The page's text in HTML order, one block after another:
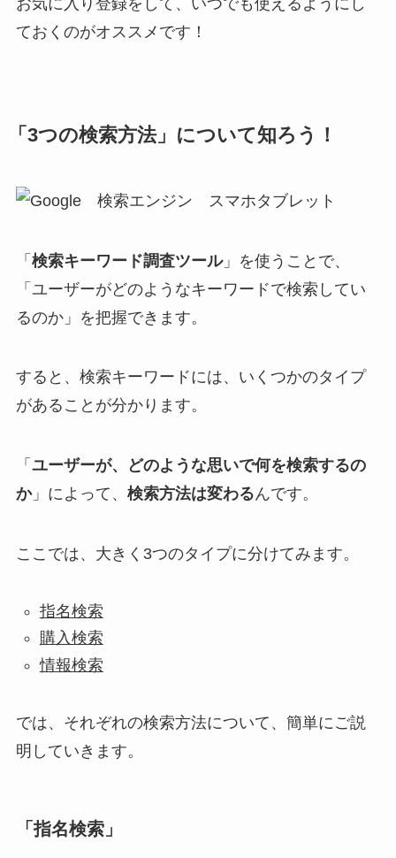
ておくのがオススメです！
「3つの検索方法」について知ろう！
「 検索キーワード調査ツール」を使うことで、
「ユーザーがどのようなキーワードで検索してい
るのか」を把握できます。
すると、検索キーワードには、いくつかのタイプ
があることが分かります。
「 ユーザーが、どのような思いで何を検索するの
か」によって、 検索方法は変わるんです。
ここでは、大きく3つのタイプに分けてみます。
指名検索
購入検索
情報検索
では、それぞれの検索方法について、簡単にご説
明していきます。
「指名検索」